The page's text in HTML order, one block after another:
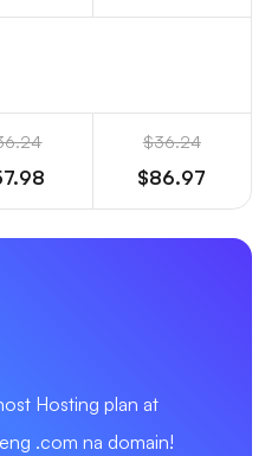
$36.24
$86.97
Hosting plan at
.com na domain!